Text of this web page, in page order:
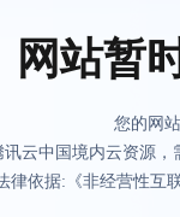
网站暂
您的网
讯云中国境内云资源
律依据:《非经营性互